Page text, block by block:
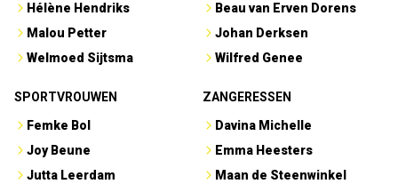
Hélène Hendriks
Malou Petter
Welmoed Sijtsma
Beau van Erven Dorens
Johan Derksen
Wilfred Genee
SPORTVROUWEN
Femke Bol
Joy Beune
Jutta Leerdam
ZANGERESSEN
Davina Michelle
Emma Heesters
Maan de Steenwinkel